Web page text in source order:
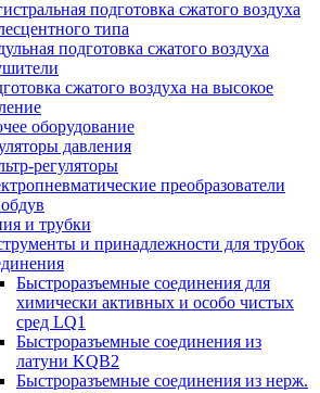
подготовка сжатого воздуха
типа
подготовка сжатого воздуха
сжатого воздуха на высокое
оборудование
давления
регуляторы
преобразователи
и трубки
и принадлежности для трубок
Быстроразъемные соединения для
химически активных и особо чистых
сред LQ1
Быстроразъемные соединения из
латуни KQB2
Быстроразъемные соединения из нерж.